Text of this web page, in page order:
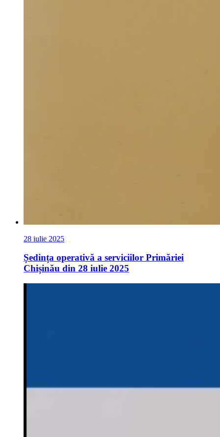
28 iulie 2025
Ședința operativă a serviciilor Primăriei
Chișinău din 28 iulie 2025